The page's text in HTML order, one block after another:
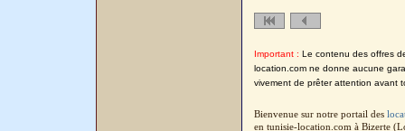
Important : Le contenu des offres
location.com ne donne aucune
vivement de prêter attention avant
Bienvenue sur notre portail des
en tunisie-location.com à Bizerte